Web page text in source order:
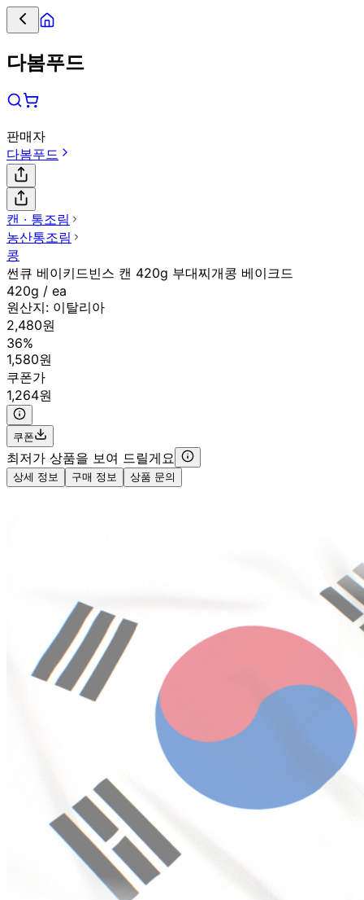
다봄푸드
판매자
다봄푸드
캔 ∙ 통조림
농산통조림
콩
썬큐 베이키드빈스 캔 420g 부대찌개콩 베이크드
420g / ea
원산지: 이탈리아
2,480원
36%
1,580원
쿠폰가
1,264원
쿠폰
최저가 상품을 보여 드릴게요
상세 정보 구매 정보 상품 문의